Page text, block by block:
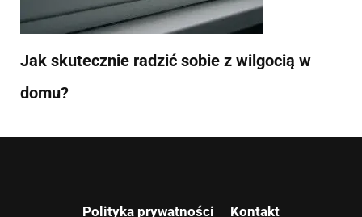
Jak skutecznie radzić sobie z wilgocią w
domu?
Polityka prywatności Kontakt